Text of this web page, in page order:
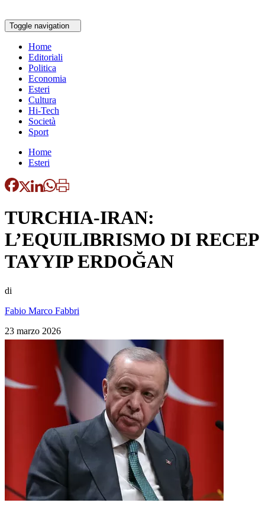
Toggle navigation
Home
Editoriali
Politica
Economia
Esteri
Cultura
Hi-Tech
Società
Sport
Home
Esteri
TURCHIA-IRAN:
L’EQUILIBRISMO DI RECEP
TAYYIP ERDOĞAN
di
Fabio Marco Fabbri
23 marzo 2026